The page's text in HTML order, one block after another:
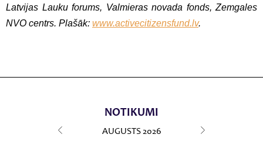
Latvijas Lauku forums, Valmieras novada fonds, Zemgales
NVO centrs. Plašāk: www.activecitizensfund.lv.
NOTIKUMI
AUGUSTS 2026